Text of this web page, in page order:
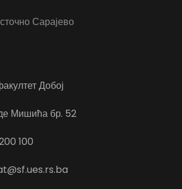
Сарајево
Добој
Мишића бр. 52
100